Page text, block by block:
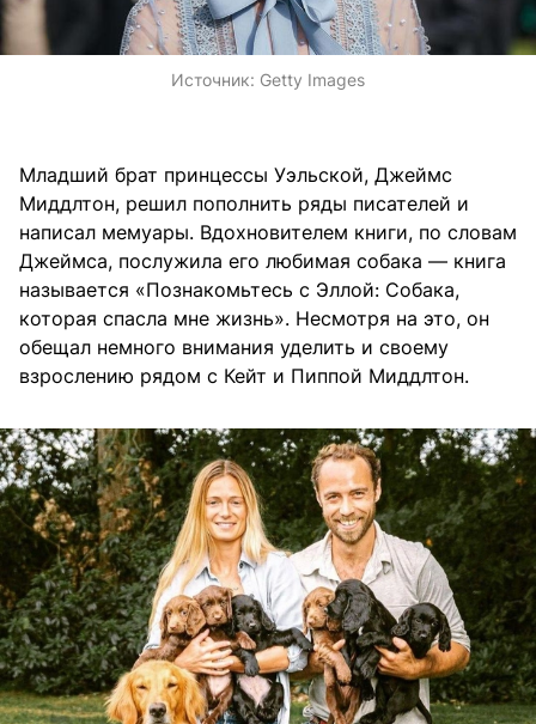
Источник: Getty Images
Младший брат принцессы Уэльской, Джеймс
Миддлтон, решил пополнить ряды писателей и
написал мемуары. Вдохновителем книги, по словам
Джеймса, послужила его любимая собака — книга
называется «Познакомьтесь с Эллой: Собака,
которая спасла мне жизнь». Несмотря на это, он
обещал немного внимания уделить и своему
взрослению рядом с Кейт и Пиппой Миддлтон.